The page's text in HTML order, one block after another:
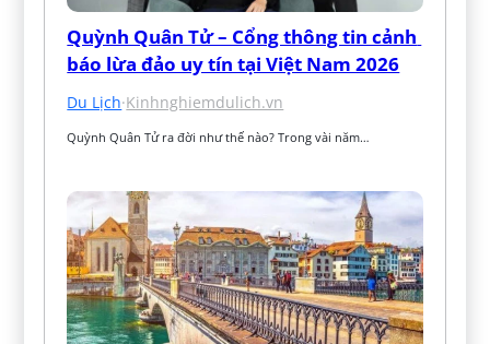
Quỳnh Quân Tử – Cổng thông tin cảnh
báo lừa đảo uy tín tại Việt Nam 2026
Du Lịch·Kinhnghiemdulich.vn
Quỳnh Quân Tử ra đời như thế nào? Trong vài năm…